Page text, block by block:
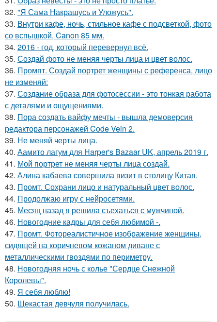
32. "Я Сама Накрашусь и Уложусь".
33. Внутри кафе, ночь, стильное кафе с подсветкой, фото
со вспышкой, Canon 85 мм.
34. 2016 - год, который перевернул всё.
35. Создай фото не меняя черты лица и цвет волос.
36. Промпт. Создай портрет женщины с референса, лицо
не изменяй:
37. Создание образа для фотосессии - это тонкая работа
с деталями и ощущениями.
38. Пора создать вайфу мечты - вышла демоверсия
редактора персонажей Code Vein 2.
39. Не меняй черты лица.
40. Аамито лагум для Harper's Bazaar UK, апрель 2019 г.
41. Мой портрет не меняя черты лица создай.
42. Алина кабаева совершила визит в столицу Китая.
43. Промт. Сохрани лицо и натуральный цвет волос.
44. Продолжаю игру с нейросетями.
45. Месяц назад я решила съехаться с мужчиной.
46. Новогодние кадры для себя любимой -.
47. Промт. Фотореалистичное изображение женщины,
сидящей на коричневом кожаном диване с
металлическими гвоздями по периметру.
48. Новогодняя ночь с колье "Сердце Снежной
Королевы".
49. Я себя люблю!
50. Щекастая девчуля получилась.